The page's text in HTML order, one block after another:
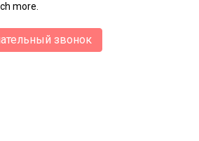
more.
звонок